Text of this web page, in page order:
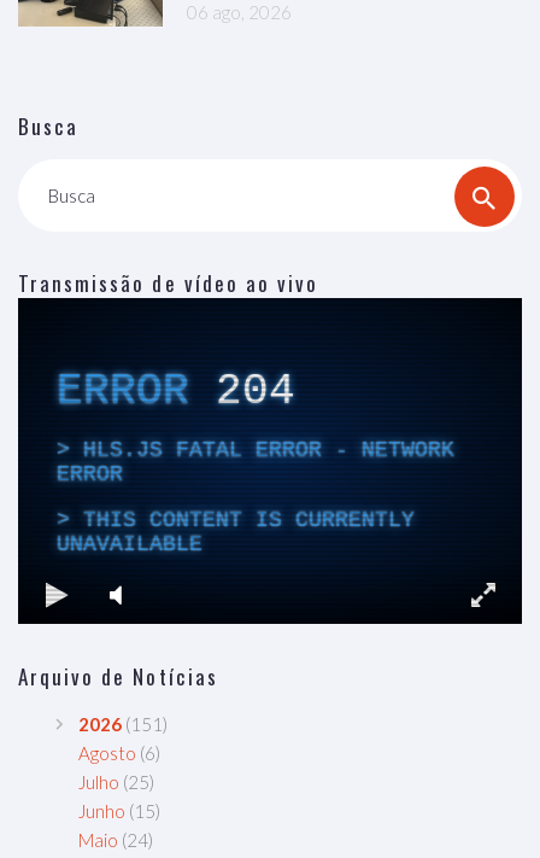
06 ago, 2026
Busca
Busca
Transmissão de vídeo ao vivo
Arquivo de Notícias
2026 (151)
Agosto (6)
Julho (25)
Junho (15)
Maio (24)